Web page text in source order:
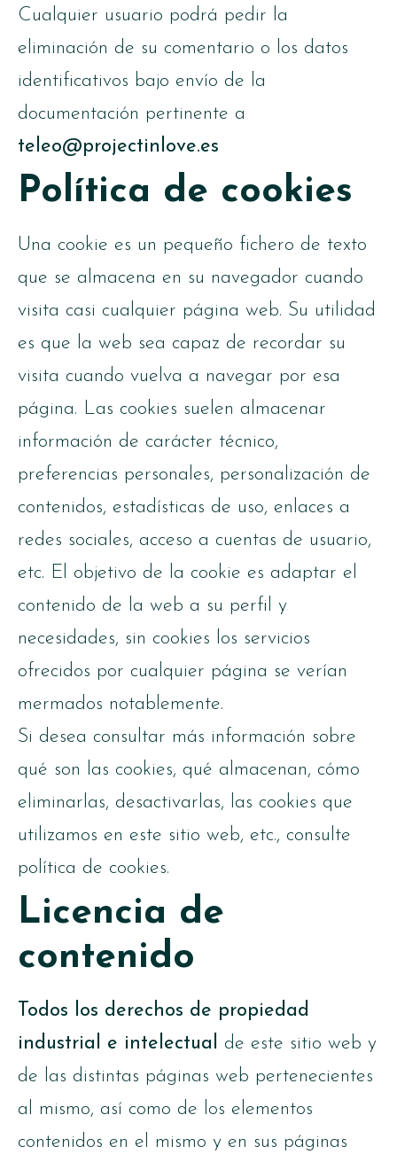
Cualquier usuario podrá pedir la
eliminación de su comentario o los datos
identificativos bajo envío de la
documentación pertinente a
teleo@projectinlove.es
Política de cookies
Una cookie es un pequeño fichero de texto
que se almacena en su navegador cuando
visita casi cualquier página web. Su utilidad
es que la web sea capaz de recordar su
visita cuando vuelva a navegar por esa
página. Las cookies suelen almacenar
información de carácter técnico,
preferencias personales, personalización de
contenidos, estadísticas de uso, enlaces a
redes sociales, acceso a cuentas de usuario,
etc. El objetivo de la cookie es adaptar el
contenido de la web a su perfil y
necesidades, sin cookies los servicios
ofrecidos por cualquier página se verían
mermados notablemente.
Si desea consultar más información sobre
qué son las cookies, qué almacenan, cómo
eliminarlas, desactivarlas, las cookies que
utilizamos en este sitio web, etc., consulte
política de cookies.
Licencia de
contenido
Todos los derechos de propiedad
industrial e intelectual de este sitio web y
de las distintas páginas web pertenecientes
al mismo, así como de los elementos
contenidos en el mismo y en sus páginas